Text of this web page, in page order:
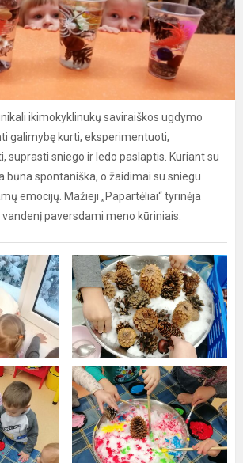
ikimokyklinukų saviraiškos ugdymo
galimybę kurti, eksperimentuoti,
suprasti sniego ir ledo paslaptis. Kuriant su
būna spontaniška, o žaidimai su sniegu
emocijų. Mažieji „Papartėliai“ tyrinėja
paversdami meno kūriniais.